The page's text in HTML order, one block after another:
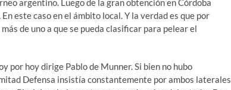
argentino. Luego de la gran obtención en Córdoba
este caso en el ámbito local. Y la verdad es que por
de uno a que se pueda clasificar para pelear el
por hoy dirige Pablo de Munner. Si bien no hubo
Defensa insistía constantemente por ambos laterales